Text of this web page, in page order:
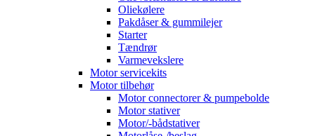
Oliekølere
Pakdåser & gummilejer
Starter
Tændrør
Varmevekslere
Motor servicekits
Motor tilbehør
Motor connectorer & pumpebolde
Motor stativer
Motor/-bådstativer